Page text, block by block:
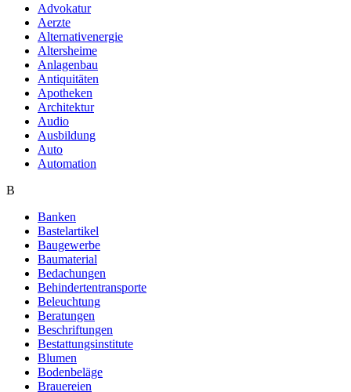
Advokatur
Aerzte
Alternativenergie
Altersheime
Anlagenbau
Antiquitäten
Apotheken
Architektur
Audio
Ausbildung
Auto
Automation
B
Banken
Bastelartikel
Baugewerbe
Baumaterial
Bedachungen
Behindertentransporte
Beleuchtung
Beratungen
Beschriftungen
Bestattungsinstitute
Blumen
Bodenbeläge
Brauereien